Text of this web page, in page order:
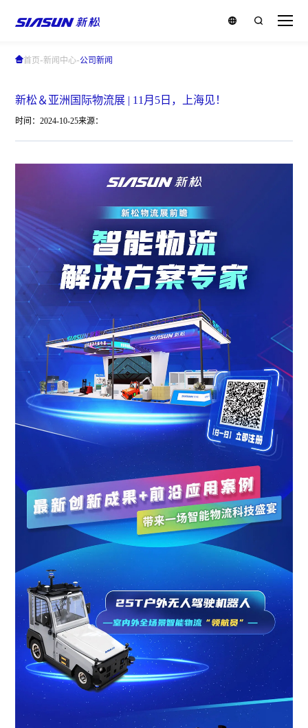
首页-新闻中心-公司新闻
新松＆亚洲国际物流展 | 11月5日，上海见！
时间：2024-10-25来源：